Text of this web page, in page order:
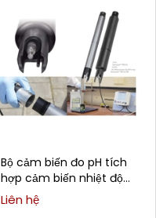
Bộ cảm biến đo pH tích
hợp cảm biến nhiệt độ
WTW/Xylem Analytics
SensoLyt® 700 IQ
Liên hệ